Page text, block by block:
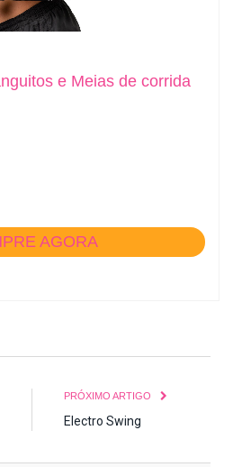
e Meias de corrida
AGORA
PRÓXIMO ARTIGO
Electro Swing